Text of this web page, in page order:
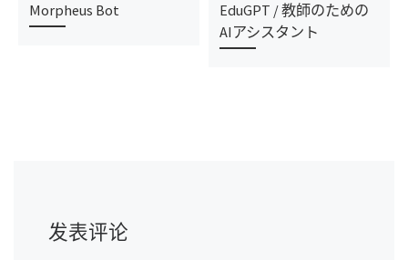
Morpheus Bot
EduGPT / 教師のための
AIアシスタント
发表评论